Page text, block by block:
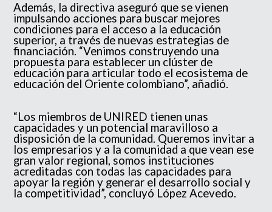
Además, la directiva aseguró que se vienen
impulsando acciones para buscar mejores
condiciones para el acceso a la educación
superior, a través de nuevas estrategias de
financiación. “Venimos construyendo una
propuesta para establecer un clúster de
educación para articular todo el ecosistema de
educación del Oriente colombiano”, añadió.
“Los miembros de UNIRED tienen unas
capacidades y un potencial maravilloso a
disposición de la comunidad. Queremos invitar a
los empresarios y a la comunidad a que vean ese
gran valor regional, somos instituciones
acreditadas con todas las capacidades para
apoyar la región y generar el desarrollo social y
la competitividad”, concluyó López Acevedo.